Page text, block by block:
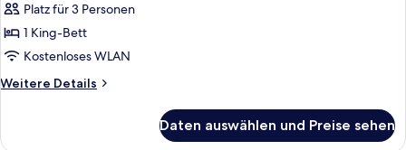
1
Schlafzimmer,
Hafenblick
(Access
by
Staircase)
Platz für 3 Personen
1 King-Bett
Kostenloses WLAN
Weitere Details
Weitere
Daten auswählen und Preise sehen